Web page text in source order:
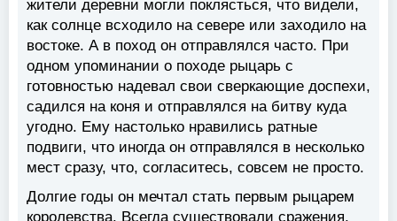
жители деревни могли поклясться, что видели,
как солнце всходило на севере или заходило на
востоке. А в поход он отправлялся часто. При
одном упоминании о походе рыцарь с
готовностью надевал свои сверкающие доспехи,
садился на коня и отправлялся на битву куда
угодно. Ему настолько нравились ратные
подвиги, что иногда он отправлялся в несколько
мест сразу, что, согласитесь, совсем не просто.
Долгие годы он мечтал стать первым рыцарем
королевства. Всегда существовали сражения,